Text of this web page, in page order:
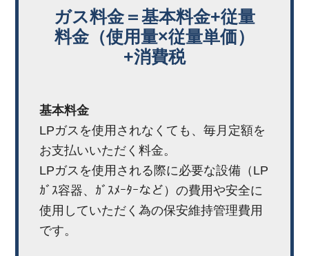
ガス料金＝基本料金+従量
料金（使用量×従量単価）
+消費税
基本料金
LPガスを使用されなくても、毎月定額を
お支払いいただく料金。
LPガスを使用される際に必要な設備（LP
ｶﾞｽ容器、ｶﾞｽﾒｰﾀｰなど）の費用や安全に
使用していただく為の保安維持管理費用
です。